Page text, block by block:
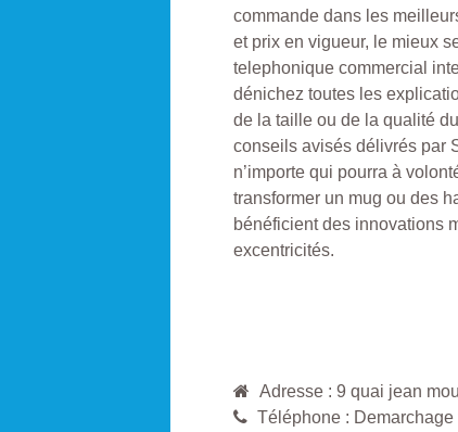
commande dans les
et prix en vigueur, le mieux
telephonique commercial
dénichez toutes les
de la taille ou de la qualité
conseils avisés délivrés par
n’importe qui pourra à
transformer un mug ou des
bénéficient des innovations
excentricités.
Adresse : 9 quai jean
Téléphone :